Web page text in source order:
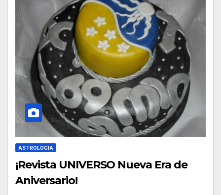
ASTROLOGIA
¡Revista UNIVERSO Nueva Era de
Aniversario!